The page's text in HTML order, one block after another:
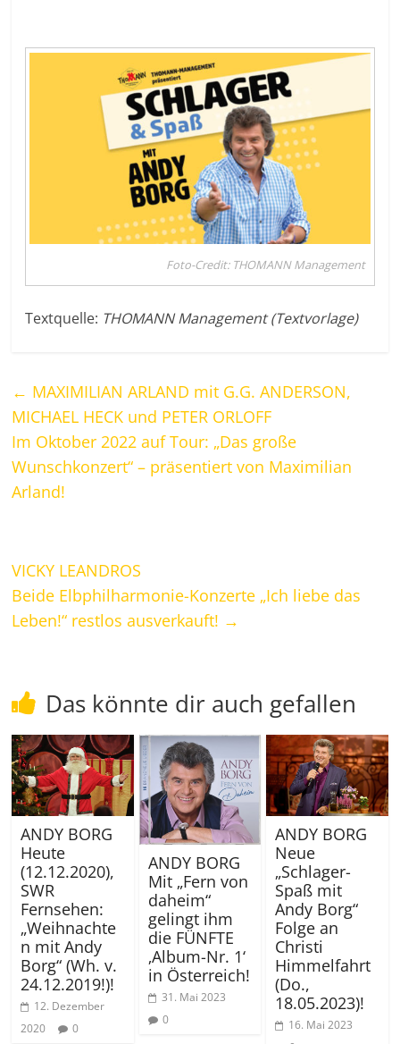
Foto-Credit: THOMANN Management
Textquelle: THOMANN Management (Textvorlage)
← MAXIMILIAN ARLAND mit G.G. ANDERSON,
MICHAEL HECK und PETER ORLOFF
Im Oktober 2022 auf Tour: „Das große
Wunschkonzert“ – präsentiert von Maximilian
Arland!
VICKY LEANDROS
Beide Elbphilharmonie-Konzerte „Ich liebe das
Leben!“ restlos ausverkauft! →
Das könnte dir auch gefallen
ANDY BORG
Heute
(12.12.2020),
SWR
Fernsehen:
„Weihnachte
n mit Andy
Borg“ (Wh. v.
24.12.2019!)!
12. Dezember
2020
0
ANDY BORG
Mit „Fern von
daheim“
gelingt ihm
die FÜNFTE
‚Album-Nr. 1‘
in Österreich!
31. Mai 2023
0
ANDY BORG
Neue
„Schlager-
Spaß mit
Andy Borg“
Folge an
Christi
Himmelfahrt
(Do.,
18.05.2023)!
16. Mai 2023